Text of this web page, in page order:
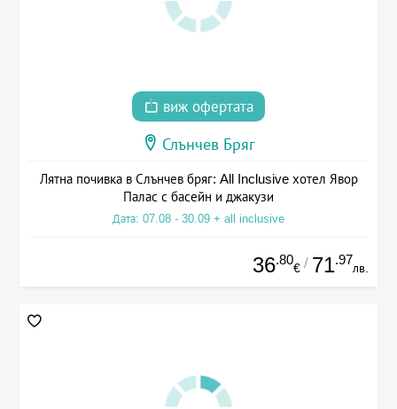
виж офертата
Слънчев Бряг
Лятна почивка в Слънчев бряг: All Inclusive хотел Явор
Палас с басейн и джакузи
Дата: 07.08 - 30.09 + all inclusive
36.80
€ / 71.97
лв.